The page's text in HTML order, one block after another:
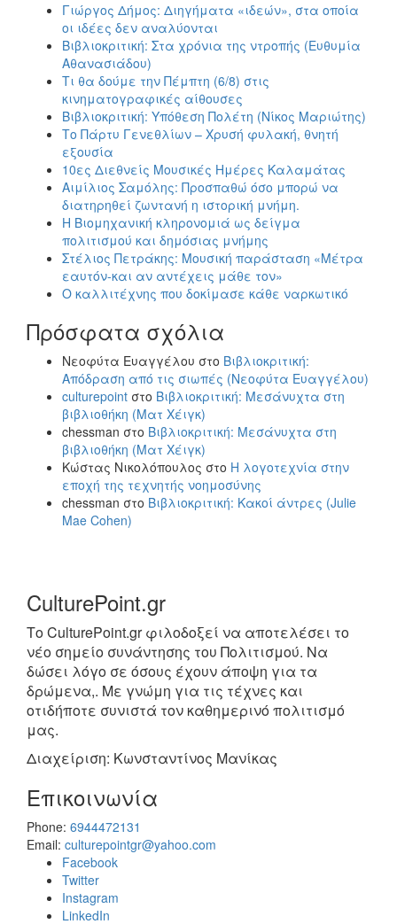
Γιώργος Δήμος: Διηγήματα «ιδεών», στα οποία
οι ιδέες δεν αναλύονται
Βιβλιοκριτική: Στα χρόνια της ντροπής (Ευθυμία
Αθανασιάδου)
Τι θα δούμε την Πέμπτη (6/8) στις
κινηματογραφικές αίθουσες
Βιβλιοκριτική: Υπόθεση Πολέτη (Νίκος Μαριώτης)
Το Πάρτυ Γενεθλίων – Χρυσή φυλακή, θνητή
εξουσία
10ες Διεθνείς Μουσικές Ημέρες Καλαμάτας
Αιμίλιος Σαμόλης: Προσπαθώ όσο μπορώ να
διατηρηθεί ζωντανή η ιστορική μνήμη.
Η Βιομηχανική κληρονομιά ως δείγμα
πολιτισμού και δημόσιας μνήμης
Στέλιος Πετράκης: Μουσική παράσταση «Μέτρα
εαυτόν-και αν αντέχεις μάθε τον»
Ο καλλιτέχνης που δοκίμασε κάθε ναρκωτικό
Πρόσφατα σχόλια
Νεοφύτα Ευαγγέλου στο Βιβλιοκριτική:
Απόδραση από τις σιωπές (Νεοφύτα Ευαγγέλου)
culturepoint στο Βιβλιοκριτική: Μεσάνυχτα στη
βιβλιοθήκη (Ματ Χέιγκ)
chessman στο Βιβλιοκριτική: Μεσάνυχτα στη
βιβλιοθήκη (Ματ Χέιγκ)
Κώστας Νικολόπουλος στο Η λογοτεχνία στην
εποχή της τεχνητής νοημοσύνης
chessman στο Βιβλιοκριτική: Κακοί άντρες (Julie
Mae Cohen)
CulturePoint.gr
Το CulturePoint.gr φιλοδοξεί να αποτελέσει το
νέο σημείο συνάντησης του Πολιτισμού. Να
δώσει λόγο σε όσους έχουν άποψη για τα
δρώμενα,. Με γνώμη για τις τέχνες και
οτιδήποτε συνιστά τον καθημερινό πολιτισμό
μας.
Διαχείριση: Κωνσταντίνος Μανίκας
Επικοινωνία
Phone: 6944472131
Email: culturepointgr@yahoo.com
Facebook
Twitter
Instagram
LinkedIn